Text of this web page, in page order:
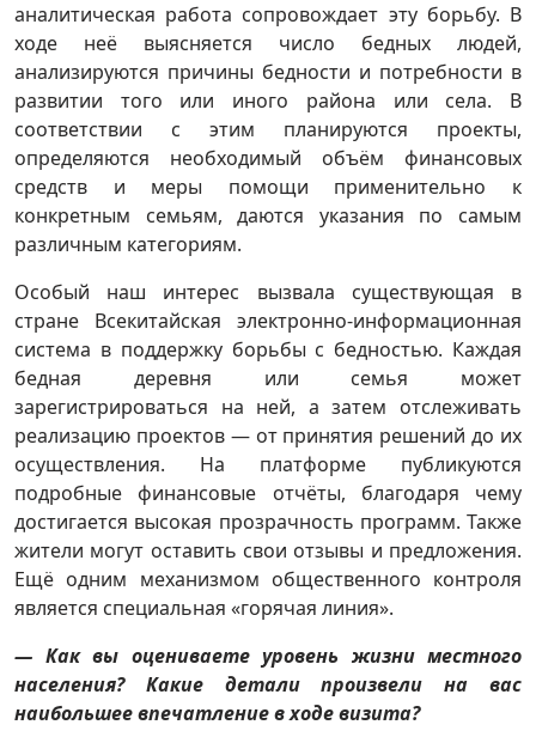
аналитическая работа сопровождает эту борьбу. В
ходе неё выясняется число бедных людей,
анализируются причины бедности и потребности в
развитии того или иного района или села. В
соответствии с этим планируются проекты,
определяются необходимый объём финансовых
средств и меры помощи применительно к
конкретным семьям, даются указания по самым
различным категориям.
Особый наш интерес вызвала существующая в
стране Всекитайская электронно-информационная
система в поддержку борьбы с бедностью. Каждая
бедная деревня или семья может
зарегистрироваться на ней, а затем отслеживать
реализацию проектов — от принятия решений до их
осуществления. На платформе публикуются
подробные финансовые отчёты, благодаря чему
достигается высокая прозрачность программ. Также
жители могут оставить свои отзывы и предложения.
Ещё одним механизмом общественного контроля
является специальная «горячая линия».
— Как вы оцениваете уровень жизни местного
населения? Какие детали произвели на вас
наибольшее впечатление в ходе визита?